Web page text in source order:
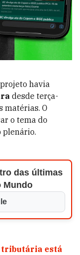
havia
desde terça-
matérias. O
o tema do
plenário.
das últimas
Mundo
tributária está